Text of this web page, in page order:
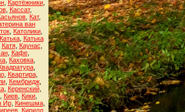
, Картёжники,
, Кассат,
Кат,
ван
Католики
Катька, Катька
Катя, Каунас
, Кафе,
Каховка
, Квартира,
, Кембридж,
, Керенский,
Киев Кики
Ир, Кинешма,
Кирилл